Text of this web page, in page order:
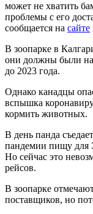
может не хватить
проблемы с его
сообщается на сайте
В зоопарке в
они должны были
до 2023 года.
Однако канадцы
вспышка
кормить животных.
В день панда
пандемии пищу для
Но сейчас это
рейсов.
В зоопарке
поставщиков, но